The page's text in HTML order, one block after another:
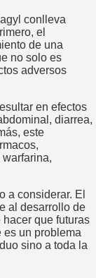
conlleva
el
de una
no solo es
adversos
en efectos
diarrea,
este
a considerar. El
al desarrollo de
que futuras
es un problema
sino a toda la